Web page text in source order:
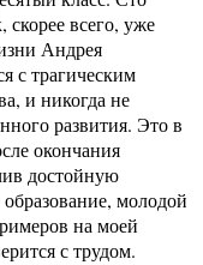
всего, уже
Андрея
с трагическим
и никогда не
развития. Это в
окончания
достойную
молодой
на моей
с трудом.